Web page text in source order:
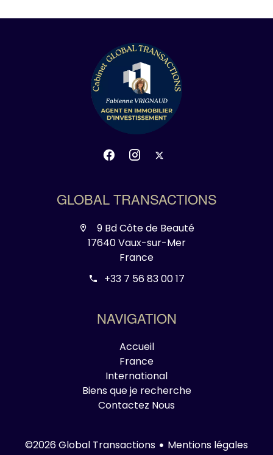
GLOBAL TRANSACTIONS
9 Bd Côte de Beauté
17640 Vaux-sur-Mer
France
+33 7 56 83 00 17
NAVIGATION
Accueil
France
International
Biens que je recherche
Contactez Nous
©2026 Global Transactions
Mentions légales